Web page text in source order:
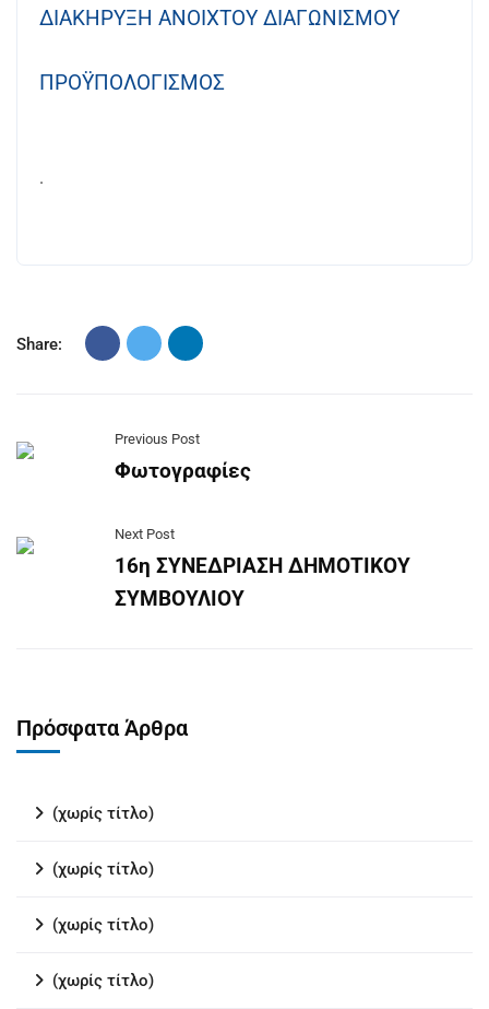
ΔΙΑΚΗΡΥΞΗ ΑΝΟΙΧΤΟΥ ΔΙΑΓΩΝΙΣΜΟΥ
ΠΡΟΫΠΟΛΟΓΙΣΜΟΣ
.
Share:
Previous Post
Φωτογραφίες
Next Post
16η ΣΥΝΕΔΡΙΑΣΗ ΔΗΜΟΤΙΚΟΥ
ΣΥΜΒΟΥΛΙΟΥ
Πρόσφατα Άρθρα
(χωρίς τίτλο)
(χωρίς τίτλο)
(χωρίς τίτλο)
(χωρίς τίτλο)